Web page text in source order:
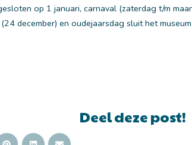
op 1 januari, carnaval (zaterdag t/m
december) en oudejaarsdag sluit het
Deel deze post!